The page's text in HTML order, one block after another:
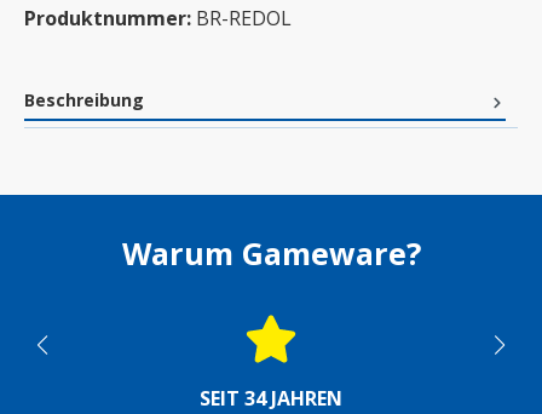
Produktnummer: BR-REDOL
Beschreibung
Warum Gameware?
SEIT 34 JAHREN